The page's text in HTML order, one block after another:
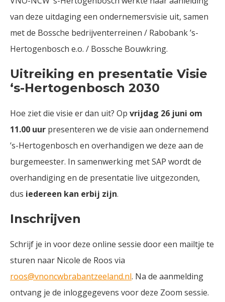
van deze uitdaging een ondernemersvisie uit, samen
met de Bossche bedrijventerreinen / Rabobank ’s-
Hertogenbosch e.o. / Bossche Bouwkring.
Uitreiking en presentatie Visie
‘s-Hertogenbosch 2030
Hoe ziet die visie er dan uit? Op vrijdag 26 juni om
11.00 uur presenteren we de visie aan ondernemend
’s-Hertogenbosch en overhandigen we deze aan de
burgemeester. In samenwerking met SAP wordt de
overhandiging en de presentatie live uitgezonden,
dus iedereen kan erbij zijn.
Inschrijven
Schrijf je in voor deze online sessie door een mailtje te
sturen naar Nicole de Roos via
roos@vnoncwbrabantzeeland.nl. Na de aanmelding
ontvang je de inloggegevens voor deze Zoom sessie.